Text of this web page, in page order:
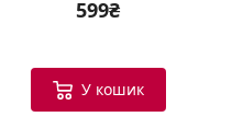
599₴
У кошик